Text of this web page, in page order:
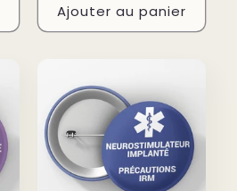
Ajouter au panier